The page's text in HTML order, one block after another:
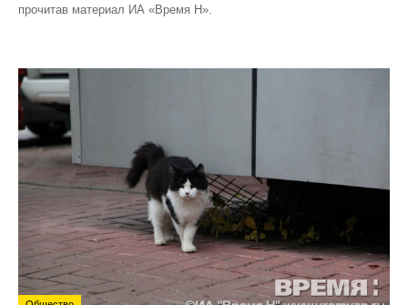
прочитав материал ИА «Время Н».